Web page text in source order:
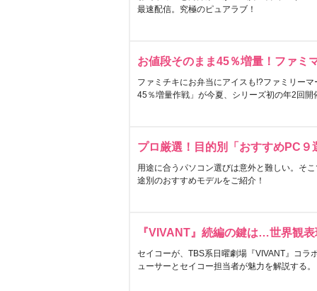
最速配信。究極のピュアラブ！
お値段そのまま45％増量！ファミ
ファミチキにお弁当にアイスも!?ファミリー
45％増量作戦」が今夏、シリーズ初の年2回開
プロ厳選！目的別「おすすめPC９
用途に合うパソコン選びは意外と難しい。そ
途別のおすすめモデルをご紹介！
『VIVANT』続編の鍵は…世界観
セイコーが、TBS系日曜劇場『VIVANT』コラ
ューサーとセイコー担当者が魅力を解説する。